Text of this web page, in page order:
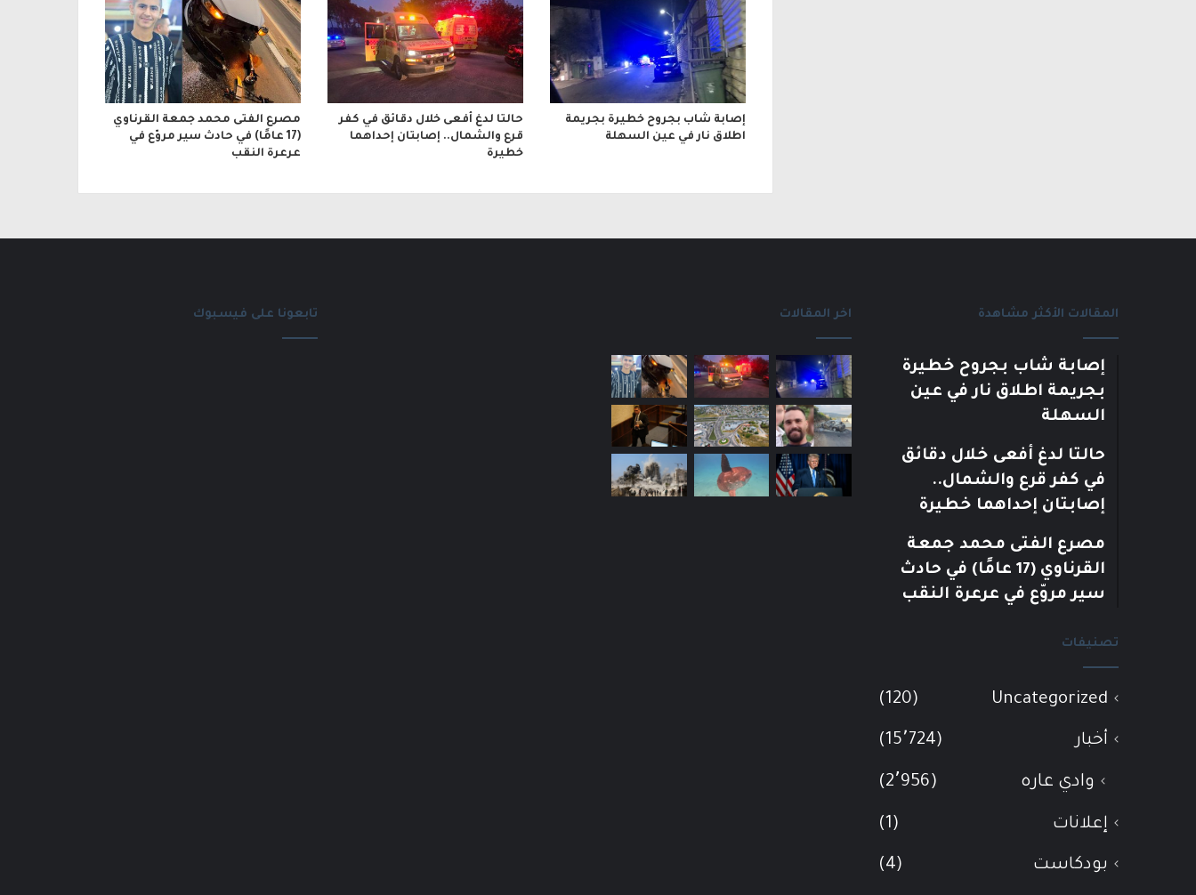
ن
ي
إصابة شاب بجروح خطيرة بجريمة
اطلاق نار في عين السهلة
حالتا لدغ أفعى خلال دقائق في كفر
قرع والشمال.. إصابتان إحداهما
خطيرة
مصرع الفتى محمد جمعة القرناوي
(17 عامًا) في حادث سير مروّع في
عرعرة النقب
المقالات الأكثر مشاهدة
إصابة شاب بجروح خطيرة
بجريمة اطلاق نار في عين
السهلة
حالتا لدغ أفعى خلال دقائق
في كفر قرع والشمال..
إصابتان إحداهما خطيرة
مصرع الفتى محمد جمعة
القرناوي (17 عامًا) في حادث
سير مروّع في عرعرة النقب
تصنيفات
Uncategorized
(120)
أخبار (15٬724)
وادي عاره (2٬956)
إعلانات (1)
بودكاست (4)
اخر المقالات تابعونا على فيسبوك